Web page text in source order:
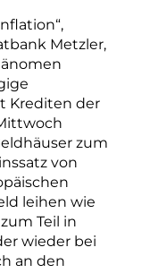
Metzler,
Krediten der
zum
von
leihen wie
Teil in
wieder bei
an den